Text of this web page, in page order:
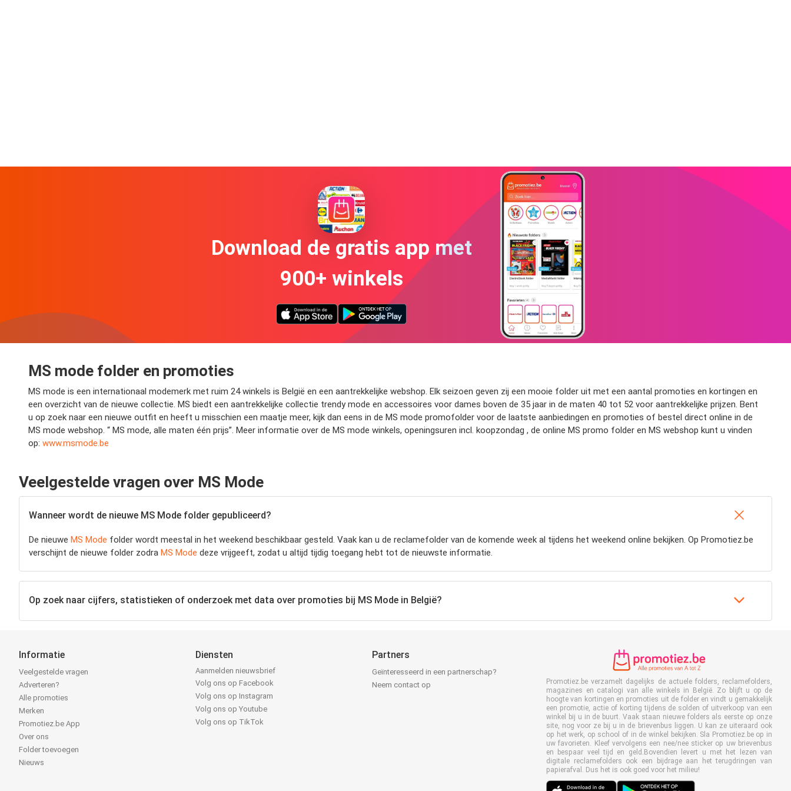
Download de gratis app met
900+ winkels
MS mode folder en promoties
MS mode is een internationaal modemerk met ruim 24 winkels is België en een aantrekkelijke webshop. Elk seizoen geven zij een mooie folder uit met een aantal promoties en kortingen en
een overzicht van de nieuwe collectie. MS biedt een aantrekkelijke collectie trendy mode en accessoires voor dames boven de 35 jaar in de maten 40 tot 52 voor aantrekkelijke prijzen. Bent
u op zoek naar een nieuwe outfit en heeft u misschien een maatje meer, kijk dan eens in de MS mode promofolder voor de laatste aanbiedingen en promoties of bestel direct online in de
MS mode webshop. “ MS mode, alle maten één prijs”. Meer informatie over de MS mode winkels, openingsuren incl. koopzondag , de online MS promo folder en MS webshop kunt u vinden
op: www.msmode.be
Veelgestelde vragen over MS Mode
Wanneer wordt de nieuwe MS Mode folder gepubliceerd?
De nieuwe MS Mode folder wordt meestal in het weekend beschikbaar gesteld. Vaak kan u de reclamefolder van de komende week al tijdens het weekend online bekijken. Op Promotiez.be
verschijnt de nieuwe folder zodra MS Mode deze vrijgeeft, zodat u altijd tijdig toegang hebt tot de nieuwste informatie.
Op zoek naar cijfers, statistieken of onderzoek met data over promoties bij MS Mode in België?
Informatie
Veelgestelde vragen
Adverteren?
Alle promoties
Merken
Promotiez.be App
Over ons
Folder toevoegen
Nieuws
Diensten
Aanmelden nieuwsbrief
Volg ons op Facebook
Volg ons op Instagram
Volg ons op Youtube
Volg ons op TikTok
Partners
Geïnteresseerd in een partnerschap?
Neem contact op
Promotiez.be verzamelt dagelijks de actuele folders, reclamefolders,
magazines en catalogi van alle winkels in België. Zo blijft u op de
hoogte van kortingen en promoties uit de folder en vindt u gemakkelijk
een promotie, actie of korting tijdens de solden of uitverkoop van een
winkel bij u in de buurt. Vaak staan nieuwe folders als eerste op onze
site, nog voor ze bij u in de brievenbus liggen. U kan ze uiteraard ook
op het werk, op school of in de winkel bekijken. Sla Promotiez.be op in
uw favorieten. Kleef vervolgens een nee/nee sticker op uw brievenbus
en bespaar veel tijd en geld.Bovendien levert u met het lezen van
digitale reclamefolders ook een bijdrage aan het terugdringen van
papierafval. Dus het is ook goed voor het milieu!